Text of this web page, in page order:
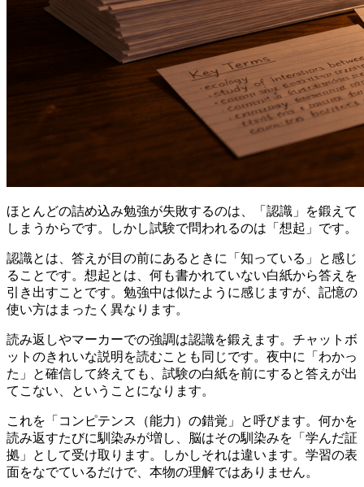
ほとんどの詰め込み勉強が失敗するのは、「認識」を鍛えて
しまうからです。しかし試験で問われるのは「想起」です。
認識とは、答えが目の前にあるときに「知っている」と感じ
ることです。想起とは、何も書かれていない白紙から答えを
引き出すことです。勉強中は似たように感じますが、記憶の
使い方はまったく異なります。
読み返しやマーカーでの強調は認識を鍛えます。チャットボ
ットのきれいな説明を読むことも同じです。夜中に「わかっ
た」と確信して終えても、試験の白紙を前にすると答えが出
てこない、ということになります。
これを「コンピテンス（能力）の錯覚」と呼びます。何かを
読み返すたびに馴染みが増し、脳はその馴染みを「学んだ証
拠」として受け取ります。しかしそれは違います。学習の表
面をなでているだけで、本物の理解ではありません。